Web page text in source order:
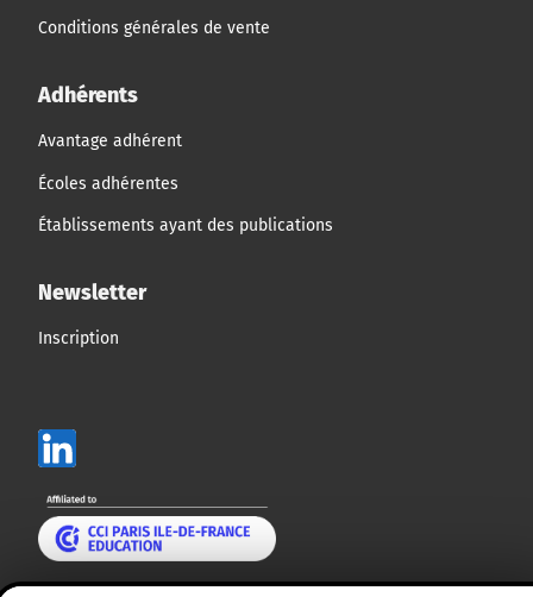
Conditions générales de vente
Adhérents
Avantage adhérent
Écoles adhérentes
Établissements ayant des publications
Newsletter
Inscription